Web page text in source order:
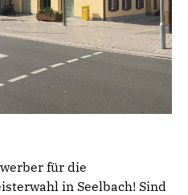
für die
in Seelbach! Sind